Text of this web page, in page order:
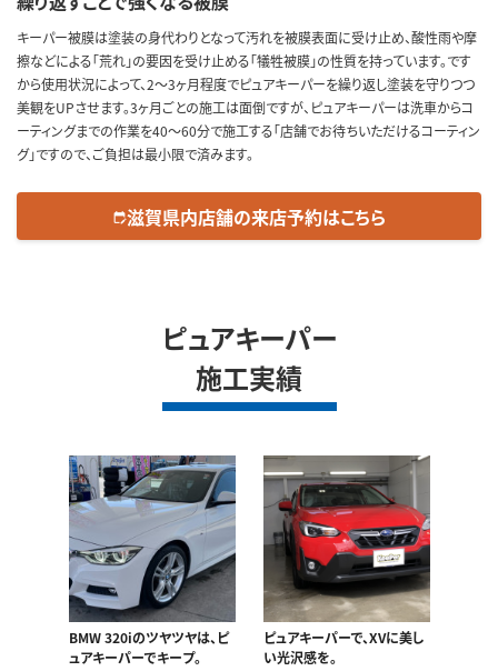
キーパー被膜は塗装の身代わりとなって汚れを被膜表面に受け止め、酸性雨や摩
擦などによる「荒れ」の要因を受け止める「犠牲被膜」の性質を持っています。です
から使用状況によって、2～3ヶ月程度でピュアキーパーを繰り返し塗装を守りつつ
美観をUPさせます。3ヶ月ごとの施工は面倒ですが、ピュアキーパーは洗車からコ
ーティングまでの作業を40～60分で施工する「店舗でお待ちいただけるコーティン
グ」ですので、ご負担は最小限で済みます。
edit_calendar滋賀県内店舗の来店予約はこちら
ピュアキーパー
施工実績
BMW 320iのツヤツヤは、ピ
ュアキーパーでキープ。
ピュアキーパーで、XVに美し
い光沢感を。